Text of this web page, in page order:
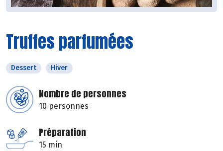
Truffes parfumées
Dessert Hiver
Nombre de personnes
10 personnes
Préparation
15 min